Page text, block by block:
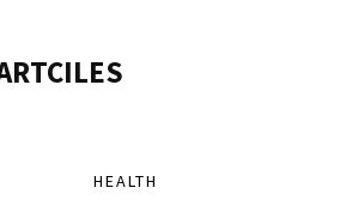
HEALTH